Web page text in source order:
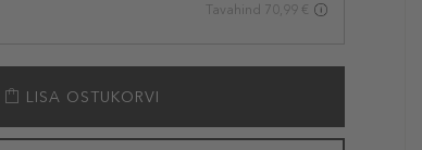
Tavahind 70,99 €
LISA OSTUKORVI